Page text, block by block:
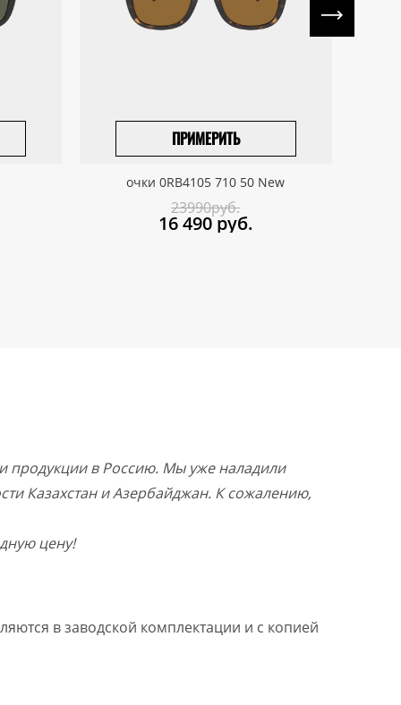
ПРИМЕРИТЬ
ПРИВЕЗТИ ПОД ЗАКАЗ
очки 0RB4105 710 50 New
23990руб.
16 490 руб.
продукции в Россию. Мы уже наладили
Казахстан и Азербайджан. К сожалению,
цену!
в заводской комплектации и с копией